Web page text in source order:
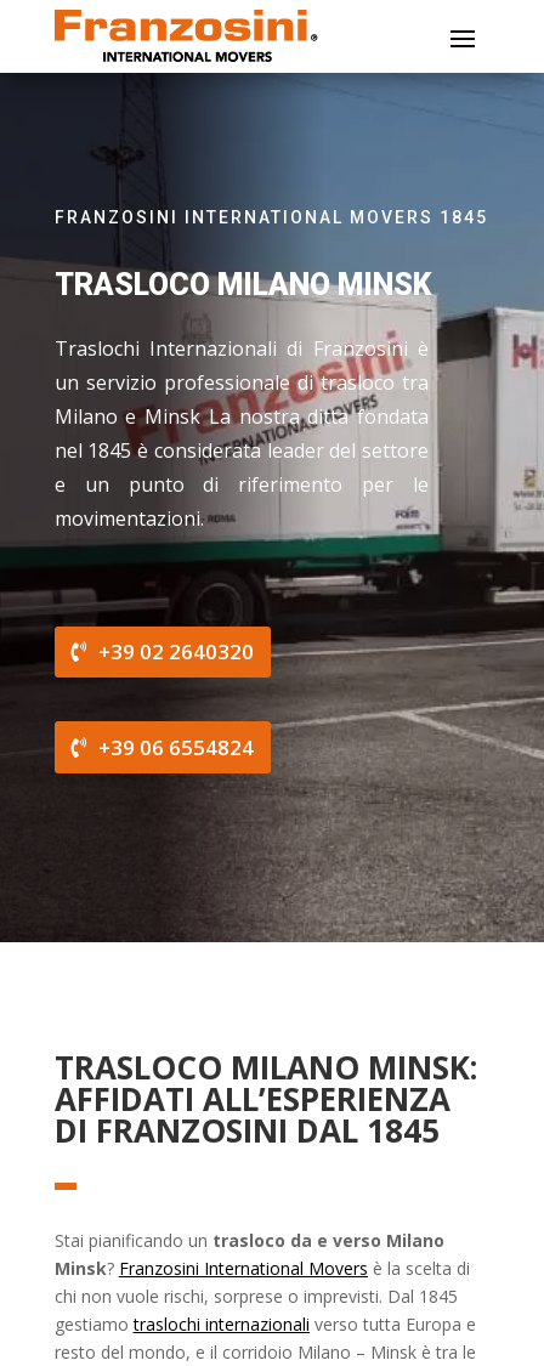
FRANZOSINI INTERNATIONAL MOVERS 1845
TRASLOCO MILANO MINSK
Traslochi Internazionali di Franzosini è
un servizio professionale di trasloco tra
Milano e Minsk La nostra ditta fondata
nel 1845 è considerata leader del settore
e un punto di riferimento per le
movimentazioni.
+39 02 2640320
+39 06 6554824
TRASLOCO MILANO MINSK:
AFFIDATI ALL’ESPERIENZA
DI FRANZOSINI DAL 1845
Stai pianificando un trasloco da e verso Milano
Minsk? Franzosini International Movers è la scelta di
chi non vuole rischi, sorprese o imprevisti. Dal 1845
gestiamotraslochi internazionali verso tutta Europa e
resto del mondo, e il corridoio Milano – Minsk è tra le